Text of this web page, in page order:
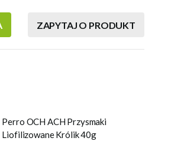
ZAPYTAJ O PRODUKT
Perro OCH ACH Przysmaki
Liofilizowane Królik 40g